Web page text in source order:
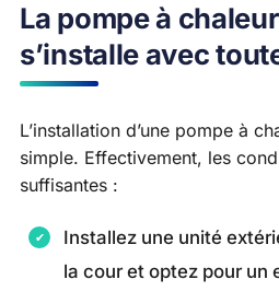
La pompe à
s’installe avec
L’installation d’une pompe à
simple. Effectivement, les
suffisantes :
Installez une unité
la cour et optez pour un